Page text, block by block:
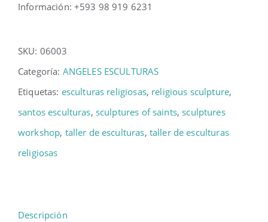
Información: +593 98 919 6231
SKU: 06003
Categoría: ANGELES ESCULTURAS
Etiquetas: esculturas religiosas, religious sculpture,
santos esculturas, sculptures of saints,sculptures
workshop, taller de esculturas, taller de esculturas
religiosas
Descripción